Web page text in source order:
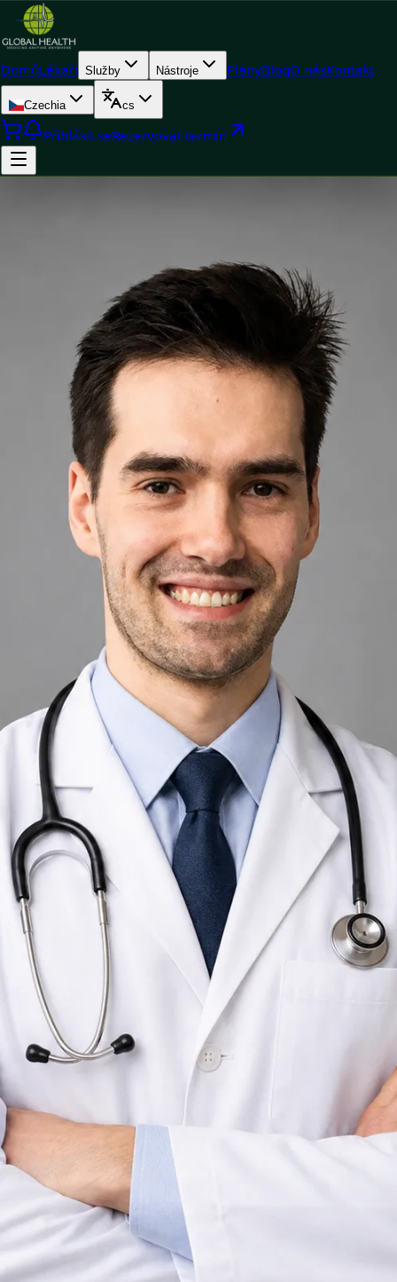
DomůLékaři Služby Nástroje PlányBlogO násKontakt
Czechia cs
Přihlásit seRezervovat termín
Doctor
Dr Michael Nytra — Doctor, Global Health Czechia Dr Michael
Nytra is a Doctor registered in Czechia. Book an online
consultation with Global Health.
++
Zpět na tým v Czechia Profil lékaře
Dr Michael Nytra
Zkontrolujte podrobnosti profilu lékaře, oblasti konzultací a
možnosti rezervace před naplánováním vaší schůzky.
Doctor
Czech
Registrováno v Czechia
Online konzultace k dispozici
Ověřený profil
Rezervovat konzultaci
Ověřit registraci
Doctor
Konzultace primární péče
Jazyky
Dostupnost
Online termíny